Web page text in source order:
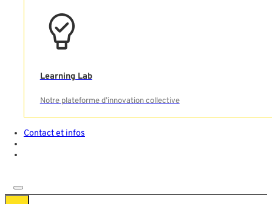
Learning Lab
Notre plateforme d’innovation collective
Contact et infos